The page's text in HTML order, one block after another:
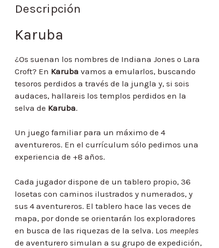
Descripción
Karuba
¿Os suenan los nombres de Indiana Jones o Lara
Croft? En Karuba vamos a emularlos, buscando
tesoros perdidos a través de la jungla y, si sois
audaces, hallareis los templos perdidos en la
selva de Karuba.
Un juego familiar para un máximo de 4
aventureros. En el currículum sólo pedimos una
experiencia de +8 años.
Cada jugador dispone de un tablero propio, 36
losetas con caminos ilustrados y numerados, y
sus 4 aventureros. El tablero hace las veces de
mapa, por donde se orientarán los exploradores
en busca de las riquezas de la selva. Los meeples
de aventurero simulan a su grupo de expedición,